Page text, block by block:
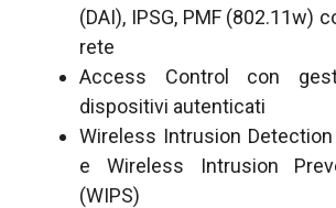
(DAI), IPSG, PMF (802.11w)
rete
Access Control con
dispositivi autenticati
Wireless Intrusion
e Wireless Intrusion
(WIPS)